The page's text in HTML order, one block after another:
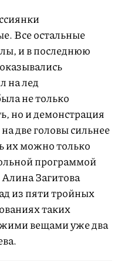
Все остальные
и в последнюю
на лед
не только
но и демонстрация
две головы сильнее
их можно только
программой
Загитова
из пяти тройных
таких
вещами уже два